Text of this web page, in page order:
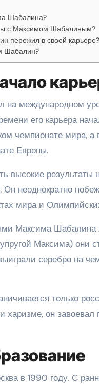
Шабалина?
с Максимом Шабалиным?
пережил в своей карьере?
Шабалин?
международном
его карьера
чемпионате мира,
Европы.
высокие результаты
неоднократно
мира и
Максима Шабалина
Максима) они
серебро на
только
он
в 1990 году. С